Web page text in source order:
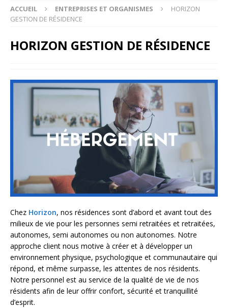
ACCUEIL ENTREPRISES ET ORGANISMES
HORIZON
GESTION DE RÉSIDENCE
HORIZON GESTION DE RÉSIDENCE
Chez Horizon, nos résidences sont d’abord et avant tout des
milieux de vie pour les personnes semi retraitées et retraitées,
autonomes, semi autonomes ou non autonomes. Notre
approche client nous motive à créer et à développer un
environnement physique, psychologique et communautaire qui
répond, et même surpasse, les attentes de nos résidents.
Notre personnel est au service de la qualité de vie de nos
résidents afin de leur offrir confort, sécurité et tranquillité
d’esprit.